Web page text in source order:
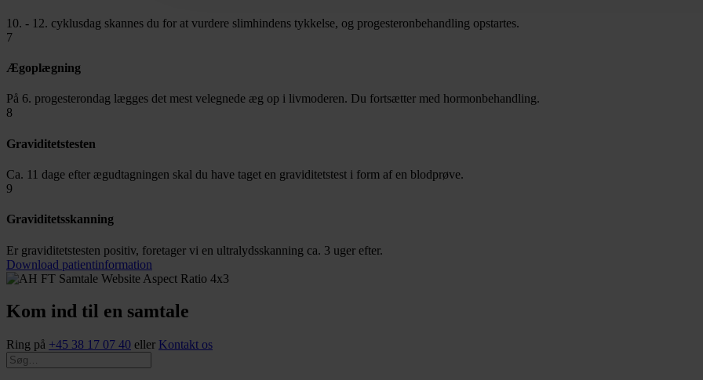
10. - 12. cyklusdag skannes du for at vurdere slimhindens tykkelse, og progesteronbehandling opstartes.
7
Ægoplægning
På 6. progesterondag lægges det mest velegnede æg op i livmoderen. Du fortsætter med hormonbehandling.
8
Graviditetstesten
Ca. 11 dage efter ægudtagningen skal du have taget en graviditetstest i form af en blodprøve.
9
Graviditetsskanning
Er graviditetstesten positiv, foretager vi en ultralydsskanning ca. 3 uger efter.
Download patientinformation
Kom ind til en samtale
Ring på +45 38 17 07 40 eller Kontakt os